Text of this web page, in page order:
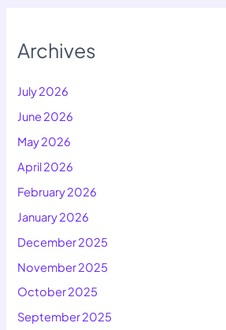
Archives
July 2026
June 2026
May 2026
April 2026
February 2026
January 2026
December 2025
November 2025
October 2025
September 2025